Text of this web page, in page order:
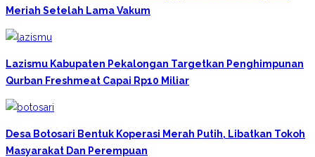
Meriah Setelah Lama Vakum
Lazismu Kabupaten Pekalongan Targetkan Penghimpunan
Qurban Freshmeat Capai Rp10 Miliar
Desa Botosari Bentuk Koperasi Merah Putih, Libatkan Tokoh
Masyarakat Dan Perempuan